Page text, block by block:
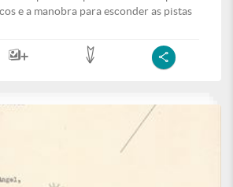
e a manobra para esconder as pistas